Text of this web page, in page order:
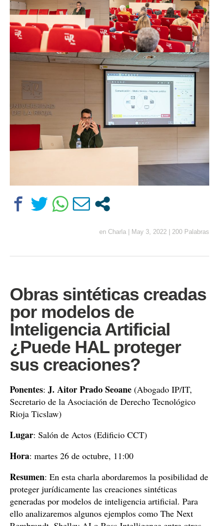
en Charla | May 3, 2022 | 200 Palabras
Obras sintéticas creadas
por modelos de
Inteligencia Artificial
¿Puede HAL proteger
sus creaciones?
Ponentes: J. Aitor Prado Seoane (Abogado IP/IT,
Secretario de la Asociación de Derecho Tecnológico
Rioja Ticslaw)
Lugar: Salón de Actos (Edificio CCT)
Hora: martes 26 de octubre, 11:00
Resumen: En esta charla abordaremos la posibilidad de
proteger jurídicamente las creaciones sintéticas
generadas por modelos de inteligencia artificial. Para
ello analizaremos algunos ejemplos como The Next